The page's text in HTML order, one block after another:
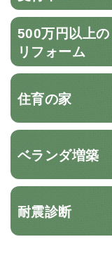
500万円以上の
リフォーム
住育の家
ベランダ増築
耐震診断